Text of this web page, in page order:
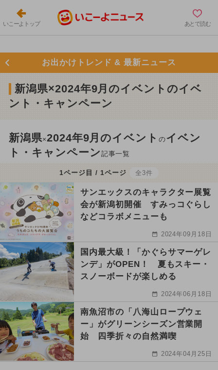
いこーよトップ あとで読む
お出かけトレンド & 最新ニュース
新潟県×2024年9月のイベントのイベ
ント・キャンペーン
新潟県×2024年9月のイベントのイベン
ト・キャンペーン記事一覧
1ページ目 / 1ページ 全3件
サンエックスのキャラクター展覧
会が新潟初開催 すみっコぐらし
などコラボメニューも
2024年09月18日
国内最大級！「かぐらサマーゲレ
ンデ」がOPEN！ 夏もスキー・
スノーボードが楽しめる
2024年06月18日
南魚沼市の「八海山ロープウェ
ー」がグリーンシーズン営業開
始 四季折々の自然満喫
2024年04月25日